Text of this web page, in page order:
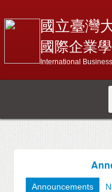
國立臺灣
國際企業
International
Announcements